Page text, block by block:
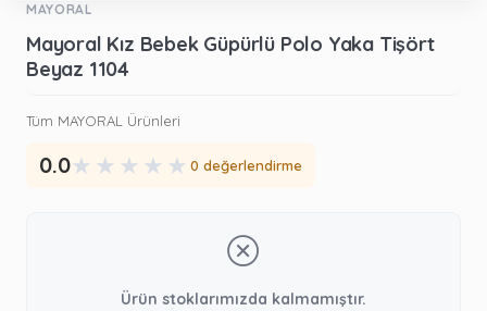
MAYORAL
Mayoral Kız Bebek Güpürlü Polo Yaka Tişört
Beyaz 1104
Tüm MAYORAL Ürünleri
0.0★ ★ ★ ★ ★ 0 değerlendirme
Ürün stoklarımızda kalmamıştır.